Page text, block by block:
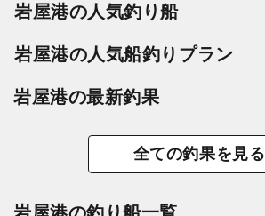
岩屋港の人気釣り船
岩屋港の人気船釣りプラン
岩屋港の最新釣果
全ての釣果を見る
岩屋港の釣り船一覧